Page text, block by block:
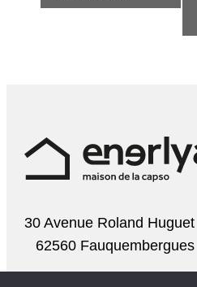
Évènement
30 Avenue Roland Huguet
62560 Fauquembergues